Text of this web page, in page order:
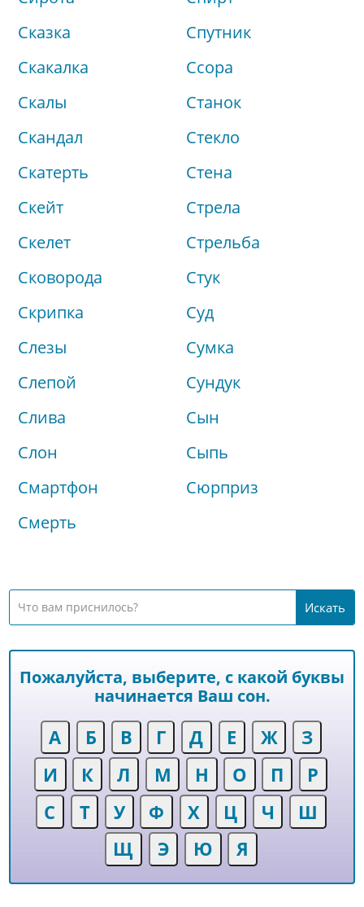
Сказка
Скакалка
Скалы
Скандал
Скатерть
Скейт
Скелет
Сковорода
Скрипка
Слезы
Слепой
Слива
Слон
Смартфон
Смерть
Спутник
Ссора
Станок
Стекло
Стена
Стрела
Стрельба
Стук
Суд
Сумка
Сундук
Сын
Сыпь
Сюрприз
Пожалуйста, выберите, с какой буквы
начинается Ваш сон.
А Б В Г Д Е Ж
З
И
К Л М Н О П
Р
С
Т У Ф Х Ц Ч
Ш
Щ
Э Ю Я